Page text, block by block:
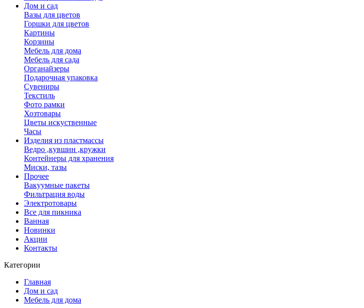
Дом и сад
Вазы для цветов
Горшки для цветов
Картины
Корзины
Мебель для дома
Мебель для сада
Органайзеры
Подарочная упаковка
Сувениры
Текстиль
Фото рамки
Хозтовары
Цветы искуственные
Часы
Изделия из пластмассы
Ведро ,кувшин ,кружки
Контейнеры для хранения
Миски, тазы
Прочее
Вакуумные пакеты
Фильтрация воды
Электротовары
Все для пикника
Ванная
Новинки
Акции
Контакты
Категории
Главная
Дом и сад
Мебель для дома